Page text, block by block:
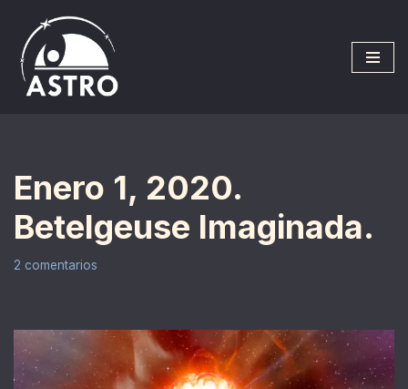
Saltar
al
contenido
Enero 1, 2020.
Betelgeuse Imaginada.
2 comentarios